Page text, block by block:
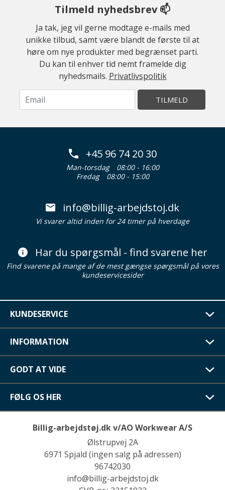
Tilmeld nyhedsbrev 📫
Ja tak, jeg vil gerne modtage e-mails med
unikke tilbud, samt være blandt de første til at
høre om nye produkter med begrænset parti.
Du kan til enhver tid nemt framelde dig
nyhedsmails. Privatlivspolitik
TILMELD
+45 96 74 20 30
Man-torsdag
08:00 - 16:00
Fredag
08:00 - 15:00
info@billig-arbejdstoj.dk
Vi svarer altid inden for 24 timer på hverdage
Har du spørgsmål - find svarene her
Find svarene på mange af de mest gængse spørgsmål på vores
kundeservicesider
KUNDESERVICE
INFORMATION
GODT AT VIDE
FØLG OS HER
Billig-arbejdstøj.dk v/AO Workwear A/S
Ølstrupvej 2A
6971 Spjald (ingen salg på adressen)
96742030
info@billig-arbejdstoj.dk